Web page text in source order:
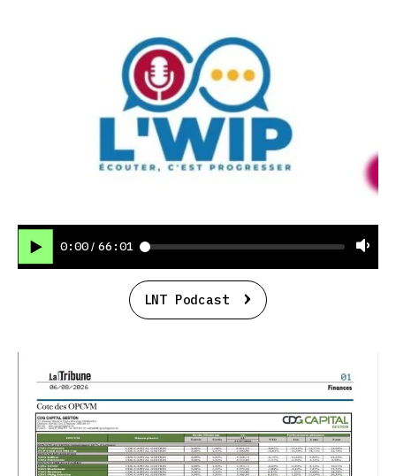
0:00 / 66:01
LNT Podcast